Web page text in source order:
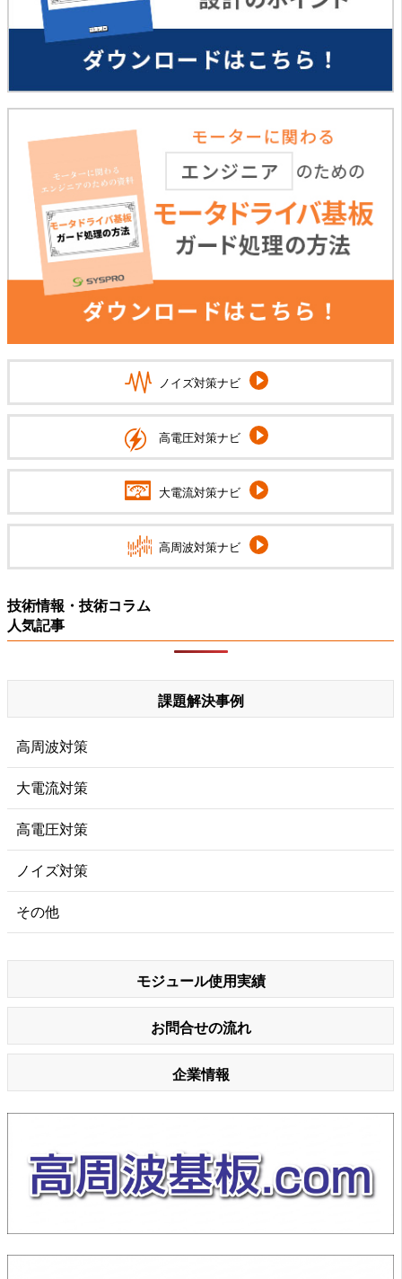
ノイズ対策ナビ
高電圧対策ナビ
大電流対策ナビ
高周波対策ナビ
技術情報・技術コラム
人気記事
課題解決事例
高周波対策
大電流対策
高電圧対策
ノイズ対策
その他
モジュール使用実績
お問合せの流れ
企業情報